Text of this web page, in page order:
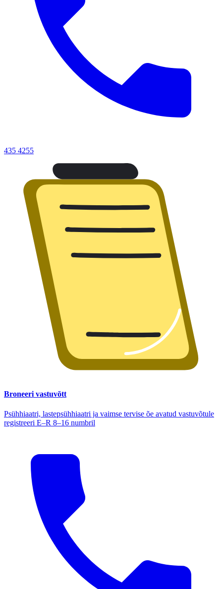
435 4255
Broneeri vastuvõtt
Psühhiaatri, lastepsühhiaatri ja vaimse tervise õe avatud vastuvõtule
registreeri E–R 8–16 numbril